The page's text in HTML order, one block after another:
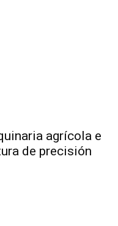
agrícola e
de precisión